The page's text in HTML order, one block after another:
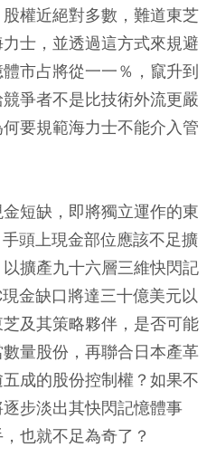
權近絕對多數，難道東芝
士，並透過這方式來規避
市占將從一一％，竄升到
爭者不是比技術外流更嚴
要規範海力士不能介入管
短缺，即將獨立運作的東
頭上現金部位應該不足擴
擴產九十六層三維快閃記
金缺口將達三十億美元以
及其策略夥伴，是否可能
量股份，再聯合日本產革
成的股份控制權？如果不
步淡出其快閃記憶體事
也就不足為奇了？